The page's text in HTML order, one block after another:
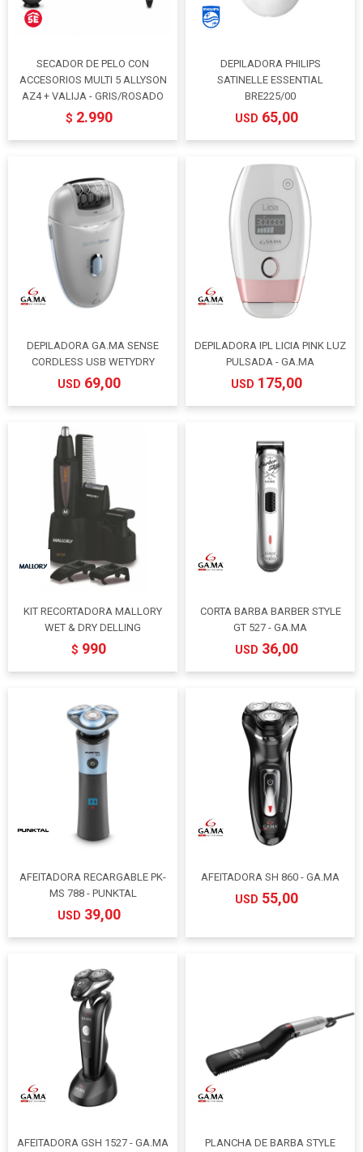
SECADOR DE PELO CON
ACCESORIOS MULTI 5 ALLYSON
AZ4 + VALIJA - GRIS/ROSADO
$ 2.990
DEPILADORA PHILIPS
SATINELLE ESSENTIAL
BRE225/00
USD 65,00
DEPILADORA GA.MA SENSE
CORDLESS USB WETYDRY
USD 69,00
DEPILADORA IPL LICIA PINK LUZ
PULSADA - GA.MA
USD 175,00
KIT RECORTADORA MALLORY
WET & DRY DELLING
$ 990
CORTA BARBA BARBER STYLE
GT 527 - GA.MA
USD 36,00
AFEITADORA RECARGABLE PK-
MS 788 - PUNKTAL
USD 39,00
AFEITADORA SH 860 - GA.MA
USD 55,00
AFEITADORA GSH 1527 - GA.MA
PLANCHA DE BARBA STYLE